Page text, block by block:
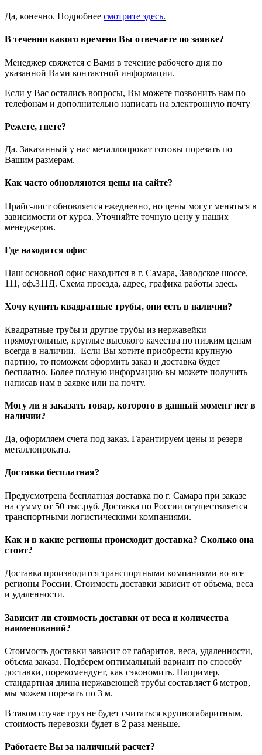
Да, конечно. Подробнее смотрите здесь.
В течении какого времени Вы отвечаете по заявке?
Менеджер свяжется с Вами в течение рабочего дня по
указанной Вами контактной информации.
Если у Вас остались вопросы, Вы можете позвонить нам по
телефонам и дополнительно написать на электронную почту
Режете, гнете?
Да. Заказанный у нас металлопрокат готовы порезать по
Вашим размерам.
Как часто обновляются цены на сайте?
Прайс-лист обновляется ежедневно, но цены могут меняться в
зависимости от курса. Уточняйте точную цену у наших
менеджеров.
Где находится офис
Наш основной офис находится в г. Самара, Заводское шоссе,
111, оф.311Д. Схема проезда, адрес, графика работы здесь.
Хочу купить квадратные трубы, они есть в наличии?
Квадратные трубы и другие трубы из нержавейки –
прямоугольные, круглые высокого качества по низким ценам
всегда в наличии. Если Вы хотите приобрести крупную
партию, то поможем оформить заказ и доставка будет
бесплатно. Более полную информацию вы можете получить
написав нам в заявке или на почту.
Могу ли я заказать товар, которого в данный момент нет в
наличии?
Да, оформляем счета под заказ. Гарантируем цены и резерв
металлопроката.
Доставка бесплатная?
Предусмотрена бесплатная доставка по г. Самара при заказе
на сумму от 50 тыс.руб. Доставка по России осуществляется
транспортными логистическими компаниями.
Как и в какие регионы происходит доставка? Сколько она
стоит?
Доставка производится транспортными компаниями во все
регионы России. Стоимость доставки зависит от объема, веса
и удаленности.
Зависит ли стоимость доставки от веса и количества
наименований?
Стоимость доставки зависит от габаритов, веса, удаленности,
объема заказа. Подберем оптимальный вариант по способу
доставки, порекомендует, как сэкономить. Например,
стандартная длина нержавеющей трубы составляет 6 метров,
мы можем порезать по 3 м.
В таком случае груз не будет считаться крупногабаритным,
стоимость перевозки будет в 2 раза меньше.
Работаете Вы за наличный расчет?